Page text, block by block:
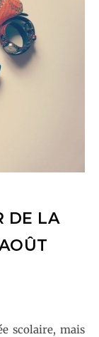
DE LA
scolaire, mais